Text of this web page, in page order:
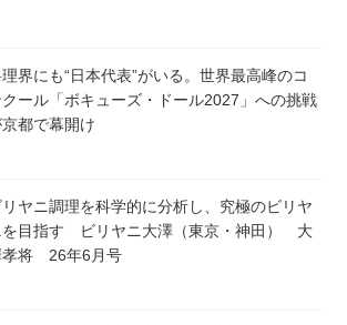
界にも“日本代表”がいる。世界最高峰のコ
クール「ボキューズ・ドール2027」への挑戦
都で幕開け
リヤニ調理を科学的に分析し、究極のビリヤ
を目指す ビリヤニ大澤（東京・神田） 大
孝将 26年6月号